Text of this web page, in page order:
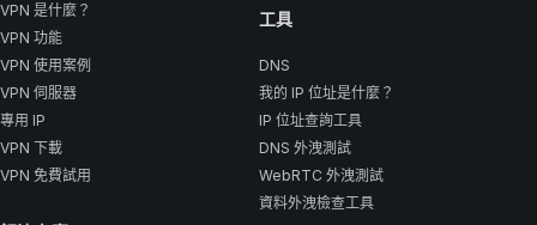
VPN 是什麼？
VPN 功能
VPN 使用案例
VPN 伺服器
專用 IP
VPN 下載
VPN 免費試用
工具
DNS
我的 IP 位址是什麼？
IP 位址查詢工具
DNS 外洩測試
WebRTC 外洩測試
資料外洩檢查工具